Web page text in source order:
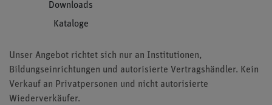
Downloads
Kataloge
Unser Angebot richtet sich nur an Institutionen,
Bildungseinrichtungen und autorisierte Vertragshändler. Kein
Verkauf an Privatpersonen und nicht autorisierte
Wiederverkäufer.